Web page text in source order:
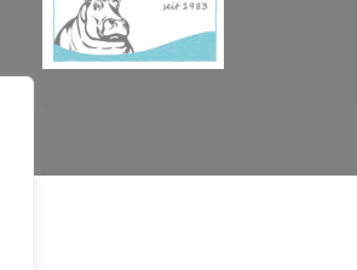
© 2026 BADEHAISEL e.V. -